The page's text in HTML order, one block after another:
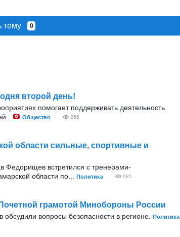
тему 0
второй день!
помогает поддерживать деятельность
Общество 255
области сильные, спортивные и
Федорищев встретился с тренерами-
области по...
Политика 685
грамотой Минобороны России
вопросы безопасности в регионе. Политика